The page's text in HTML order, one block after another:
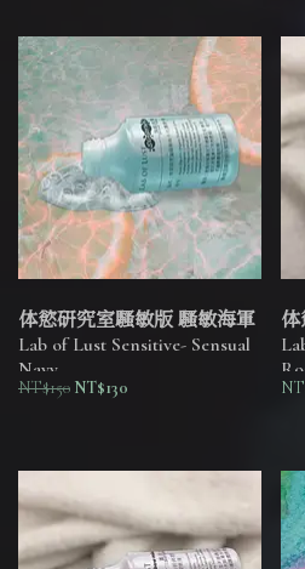
体慾研究室騷敏版 騷敏海軍
Lab of Lust Sensitive- Sensual
Navy
NT$150 NT$130